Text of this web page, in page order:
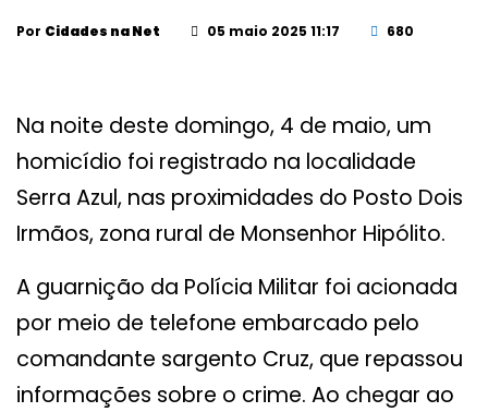
Por Cidades na Net 05 maio 2025 11:17 680
Na noite deste domingo, 4 de maio, um
homicídio foi registrado na localidade
Serra Azul, nas proximidades do Posto Dois
Irmãos, zona rural de Monsenhor Hipólito.
A guarnição da Polícia Militar foi acionada
por meio de telefone embarcado pelo
comandante sargento Cruz, que repassou
informações sobre o crime. Ao chegar ao